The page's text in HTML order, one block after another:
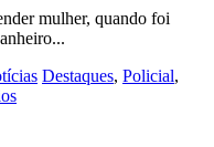
mulher, quando foi
Destaques, Policial,